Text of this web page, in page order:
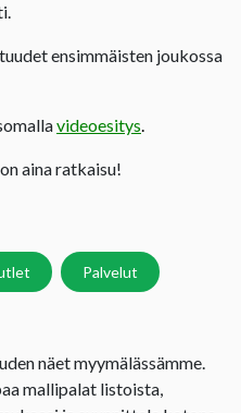
ensimmäisten joukossa
videoesitys.
aina ratkaisu!
Palvelut
näet myymälässämme.
mallipalat listoista,